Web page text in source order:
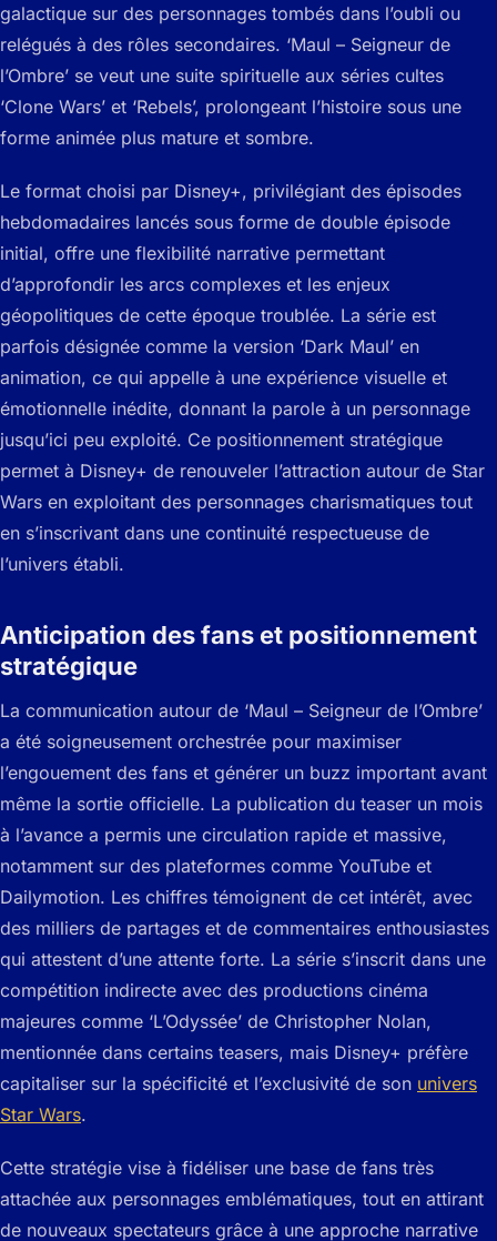
galactique sur des personnages tombés dans l’oubli ou
relégués à des rôles secondaires. ‘Maul – Seigneur de
l’Ombre’ se veut une suite spirituelle aux séries cultes
‘Clone Wars’ et ‘Rebels’, prolongeant l’histoire sous une
forme animée plus mature et sombre.
Le format choisi par Disney+, privilégiant des épisodes
hebdomadaires lancés sous forme de double épisode
initial, offre une flexibilité narrative permettant
d’approfondir les arcs complexes et les enjeux
géopolitiques de cette époque troublée. La série est
parfois désignée comme la version ‘Dark Maul’ en
animation, ce qui appelle à une expérience visuelle et
émotionnelle inédite, donnant la parole à un personnage
jusqu’ici peu exploité. Ce positionnement stratégique
permet à Disney+ de renouveler l’attraction autour de Star
Wars en exploitant des personnages charismatiques tout
en s’inscrivant dans une continuité respectueuse de
l’univers établi.
Anticipation des fans et positionnement
stratégique
La communication autour de ‘Maul – Seigneur de l’Ombre’
a été soigneusement orchestrée pour maximiser
l’engouement des fans et générer un buzz important avant
même la sortie officielle. La publication du teaser un mois
à l’avance a permis une circulation rapide et massive,
notamment sur des plateformes comme YouTube et
Dailymotion. Les chiffres témoignent de cet intérêt, avec
des milliers de partages et de commentaires enthousiastes
qui attestent d’une attente forte. La série s’inscrit dans une
compétition indirecte avec des productions cinéma
majeures comme ‘L’Odyssée’ de Christopher Nolan,
mentionnée dans certains teasers, mais Disney+ préfère
capitaliser sur la spécificité et l’exclusivité de son univers
Star Wars.
Cette stratégie vise à fidéliser une base de fans très
attachée aux personnages emblématiques, tout en attirant
de nouveaux spectateurs grâce à une approche narrative